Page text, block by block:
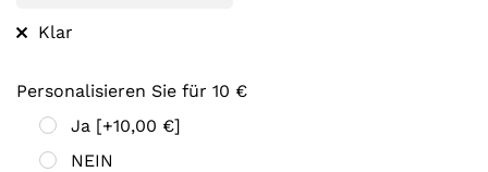
Klar
Personalisieren Sie für 10 €
Ja [+10,00 €]
NEIN